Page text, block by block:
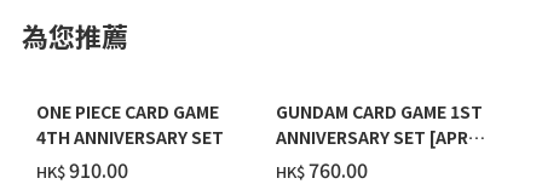
為您推薦
ONE PIECE CARD GAME
4TH ANNIVERSARY SET
HK$‌910.00
GUNDAM CARD GAME 1ST
ANNIVERSARY SET [APR
2027 DELIVERY]
HK$‌760.00